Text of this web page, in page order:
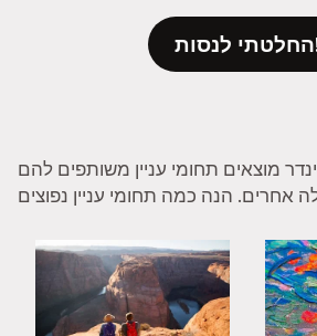
מוצאים תחומי עניין משותפים להם